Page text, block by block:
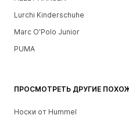
Lurchi Kinderschuhe
Marc O'Polo Junior
PUMA
ПРОСМОТРЕТЬ ДРУГИЕ
Носки от Hummel